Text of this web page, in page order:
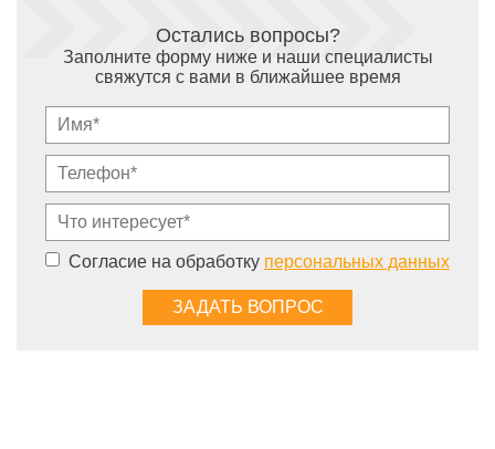
Остались вопросы?
Заполните форму ниже и наши специалисты
свяжутся с вами в ближайшее время
Согласие на обработку персональных данных